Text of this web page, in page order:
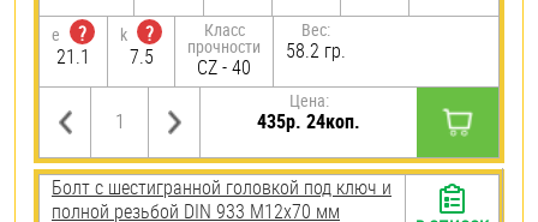
e
?
21.1
k
?
7.5
Класс
прочности
CZ - 40
Вес:
58.2 гр.
Цена:
435р. 24коп.
Болт с шестигранной головкой под ключ и
полной резьбой DIN 933 М12х70 мм